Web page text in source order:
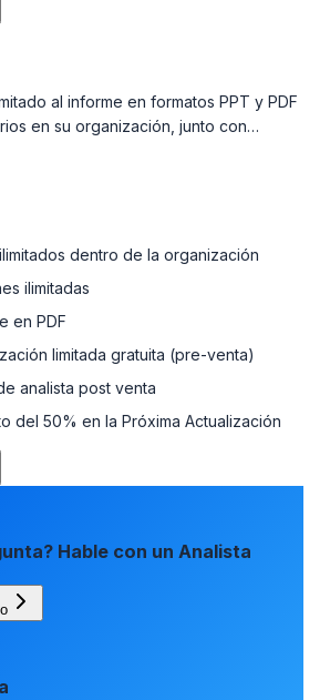
al informe en formatos PPT y PDF
en su organización, junto con
venta de nuestros analistas y una
gratuita del informe dentro de 180
continuación.dentro de la organización
ilimitadas
en PDF
limitada gratuita (pre-venta)
analista post venta
del 50% en la Próxima Actualización
Hable con un Analista